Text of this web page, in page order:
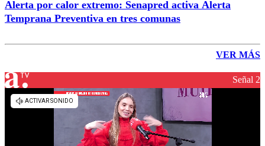
Alerta por calor extremo: Senapred activa Alerta
Temprana Preventiva en tres comunas
VER MÁS
Señal 2